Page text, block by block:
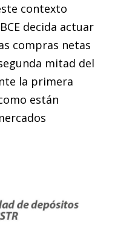
contexto
decida actuar
compras netas
mitad del
la primera
están